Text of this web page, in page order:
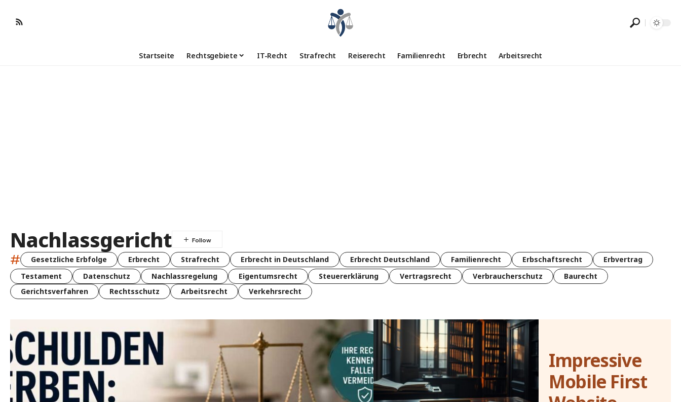
Startseite Rechtsgebiete IT-Recht Strafrecht Reiserecht Familienrecht Erbrecht Arbeitsrecht
Nachlassgericht
# Gesetzliche Erbfolge Erbrecht Strafrecht Erbrecht in Deutschland Erbrecht Deutschland Familienrecht Erbschaftsrecht
Erbvertrag
Testament
Datenschutz Nachlassregelung Eigentumsrecht Steuererklärung Vertragsrecht Verbraucherschutz
Baurecht
Gerichtsverfahren
Rechtsschutz Arbeitsrecht Verkehrsrecht
Impressive
Mobile First